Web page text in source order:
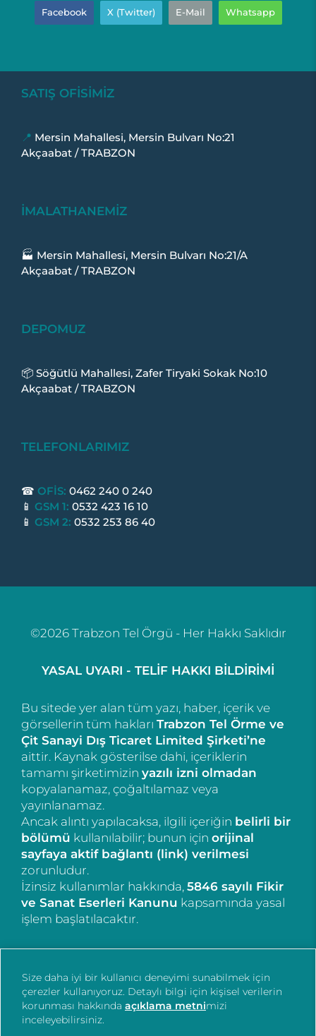
Facebook X (Twitter) E-Mail Whatsapp
SATIŞ OFİSİMİZ
📍 Mersin Mahallesi, Mersin Bulvarı No:21
Akçaabat / TRABZON
İMALATHANEMİZ
🏭 Mersin Mahallesi, Mersin Bulvarı No:21/A
Akçaabat / TRABZON
DEPOMUZ
📦 Söğütlü Mahallesi, Zafer Tiryaki Sokak No:10
Akçaabat / TRABZON
TELEFONLARIMIZ
☎ OFİS: 0462 240 0 240
📱 GSM 1: 0532 423 16 10
📱 GSM 2: 0532 253 86 40
©2026 Trabzon Tel Örgü - Her Hakkı Saklıdır
YASAL UYARI - TELİF HAKKI BİLDİRİMİ
Bu sitede yer alan tüm yazı, haber, içerik ve
görsellerin tüm hakları Trabzon Tel Örme ve
Çit Sanayi Dış Ticaret Limited Şirketi’ne
aittir. Kaynak gösterilse dahi, içeriklerin
tamamı şirketimizin yazılı izni olmadan
kopyalanamaz, çoğaltılamaz veya
yayınlanamaz.
Ancak alıntı yapılacaksa, ilgili içeriğin belirli bir
bölümü kullanılabilir; bunun için orijinal
sayfaya aktif bağlantı (link) verilmesi
zorunludur.
İzinsiz kullanımlar hakkında, 5846 sayılı Fikir
ve Sanat Eserleri Kanunu kapsamında yasal
işlem başlatılacaktır.
Size daha iyi bir kullanıcı deneyimi sunabilmek için
çerezler kullanıyoruz. Detaylı bilgi için kişisel verilerin
korunması hakkında açıklama metnimizi
inceleyebilirsiniz.